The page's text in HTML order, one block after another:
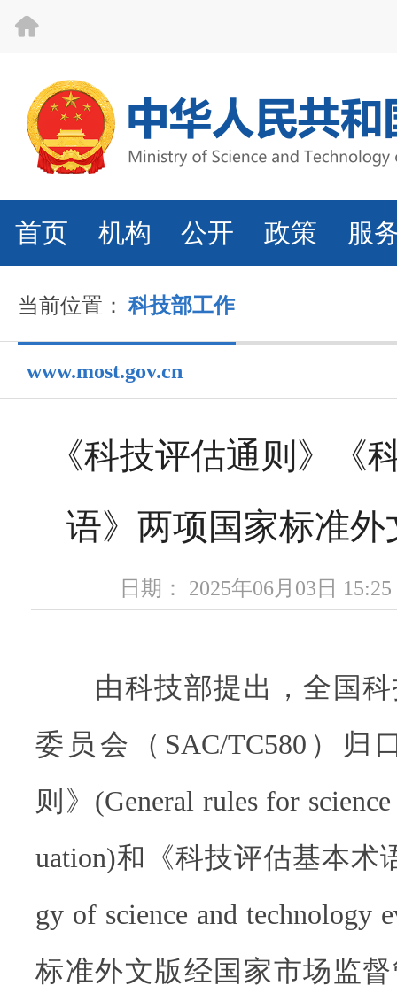
首页 机构 公开 政策 服
当前位置： 科技部工作
www.most.gov.cn
《科技评估通则》《
语》两项国家标准
日期： 2025年06月03日
由科技部提出，全国科
委员会（SAC/TC580）归
则》(General rules for
uation)和《科技评估基本术
gy of science and technology
标准外文版经国家市场监